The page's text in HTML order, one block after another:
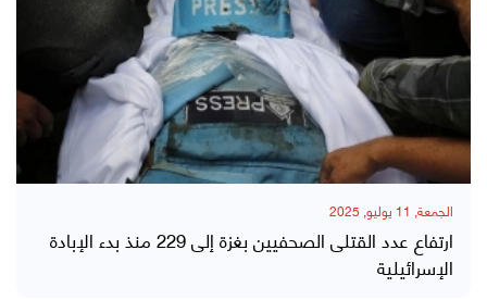
الجمعة, 11 يوليو, 2025
ارتفاع عدد القتلى الصحفيين بغزة إلى 229 منذ بدء الإبادة
الإسرائيلية